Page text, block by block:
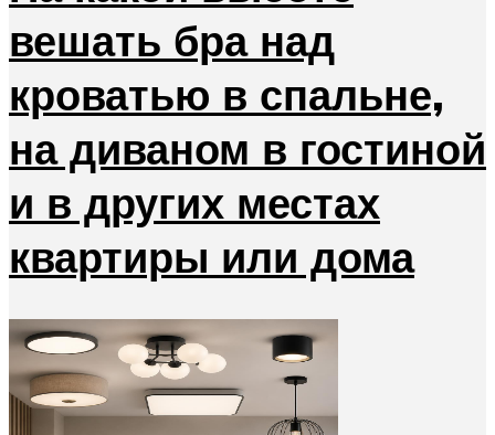
вешать бра над
кроватью в спальне,
на диваном в гостиной
и в других местах
квартиры или дома